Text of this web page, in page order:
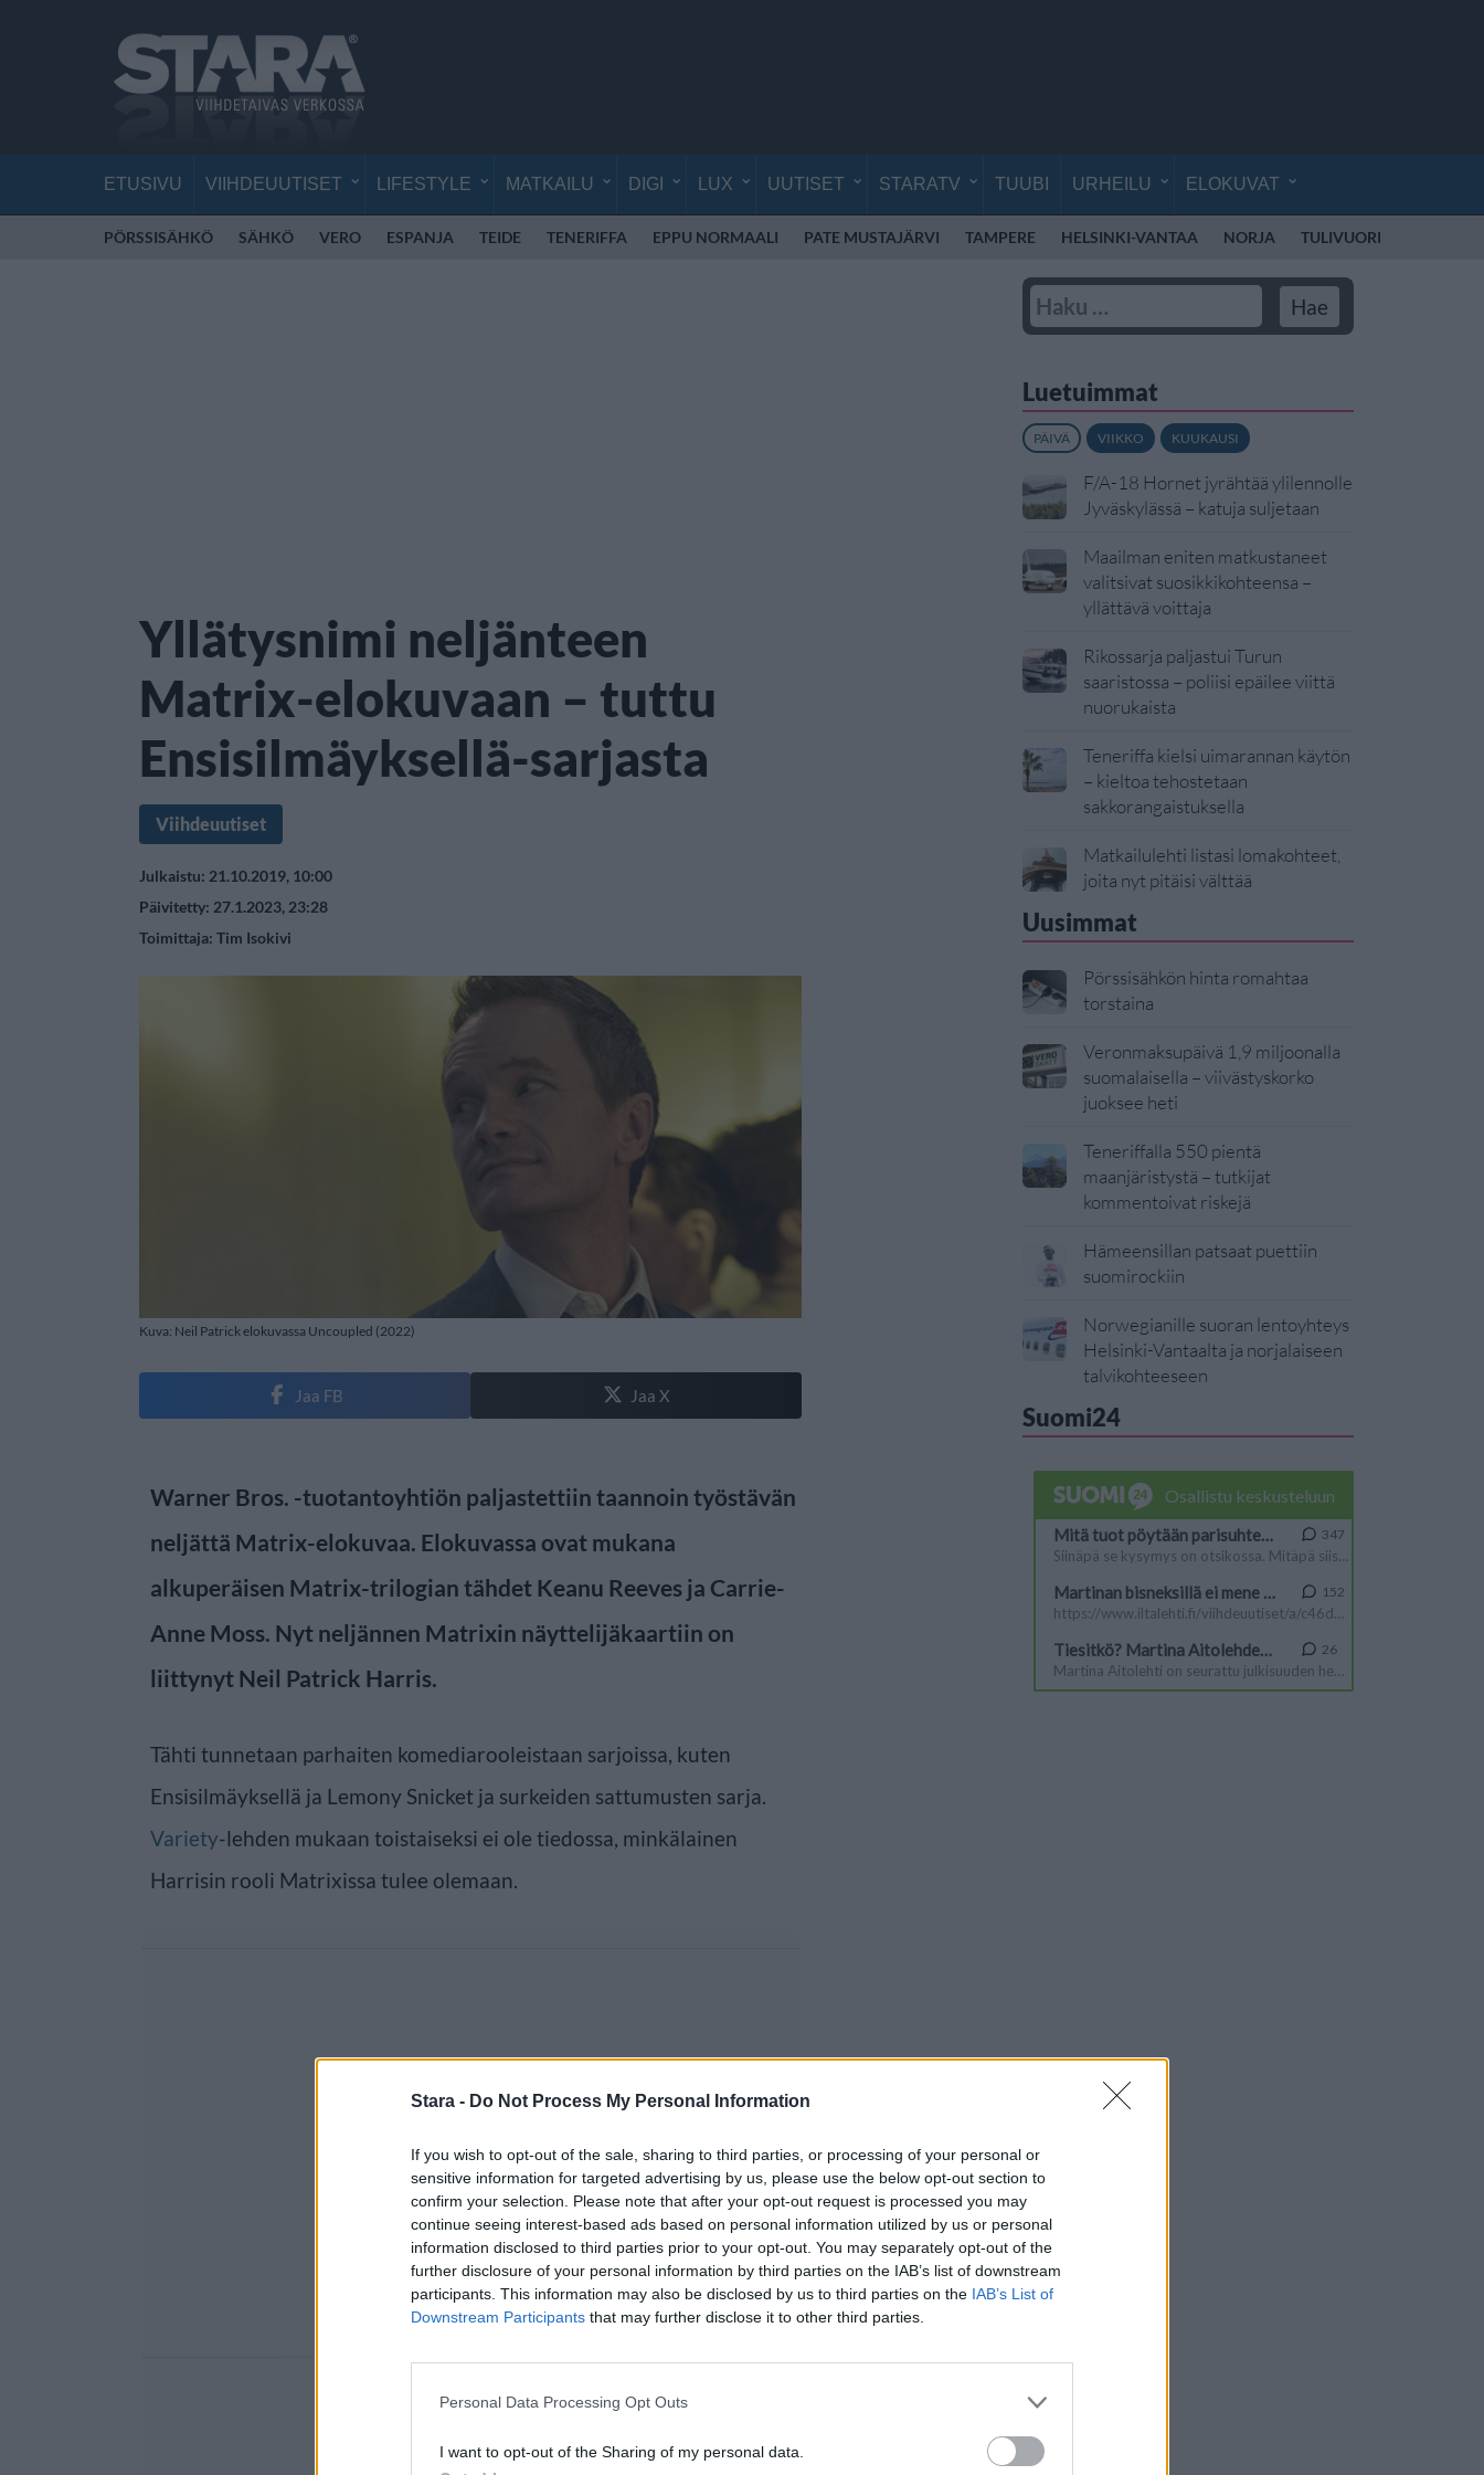
Stara - Do Not Process My Personal Information
If you wish to opt-out of the sale, sharing to third parties, or processing of your personal or
sensitive information for targeted advertising by us, please use the below opt-out section to
confirm your selection. Please note that after your opt-out request is processed you may
continue seeing interest-based ads based on personal information utilized by us or personal
information disclosed to third parties prior to your opt-out. You may separately opt-out of the
further disclosure of your personal information by third parties on the IAB’s list of downstream
participants. This information may also be disclosed by us to third parties on the IAB’s List of
Downstream Participants that may further disclose it to other third parties.
Personal Data Processing Opt Outs
I want to opt-out of the Sharing of my personal data.
ETUSIVU VIIHDEUUTISET LIFESTYLE MATKAILU DIGI LUX UUTISET STARATV TUUBI URHEILU ELOKUVAT
PÖRSSISÄHKÖ SÄHKÖ VERO ESPANJA TEIDE TENERIFFA EPPU NORMAALI PATE MUSTAJÄRVI TAMPERE HELSINKI-VANTAA NORJA TULIVUORI
Yllätysnimi neljänteen
Matrix-elokuvaan – tuttu
Ensisilmäyksellä-sarjasta
Viihdeuutiset
Julkaistu: 21.10.2019, 10:00
Päivitetty: 27.1.2023, 23:28
Toimittaja: Tim Isokivi
Kuva: Neil Patrick elokuvassa Uncoupled (2022)
Jaa FB Jaa X
Warner Bros. -tuotantoyhtiön paljastettiin taannoin työstävän
neljättä Matrix-elokuvaa. Elokuvassa ovat mukana
alkuperäisen Matrix-trilogian tähdet Keanu Reeves ja Carrie-
Anne Moss. Nyt neljännen Matrixin näyttelijäkaartiin on
liittynyt Neil Patrick Harris.
Tähti tunnetaan parhaiten komediarooleistaan sarjoissa, kuten
Ensisilmäyksellä ja Lemony Snicket ja surkeiden sattumusten sarja.
Variety-lehden mukaan toistaiseksi ei ole tiedossa, minkälainen
Harrisin rooli Matrixissa tulee olemaan.
Luetuimmat
PÄIVÄ VIIKKO KUUKAUSI
F/A-18 Hornet jyrähtää ylilennolle
Jyväskylässä – katuja suljetaan
Maailman eniten matkustaneet
valitsivat suosikkikohteensa –
yllättävä voittaja
Rikossarja paljastui Turun
saaristossa – poliisi epäilee viittä
nuorukaista
Teneriffa kielsi uimarannan käytön
– kieltoa tehostetaan
sakkorangaistuksella
Matkailulehti listasi lomakohteet,
joita nyt pitäisi välttää
Uusimmat
Pörssisähkön hinta romahtaa
torstaina
Veronmaksupäivä 1,9 miljoonalla
suomalaisella – viivästyskorko
juoksee heti
Teneriffalla 550 pientä
maanjäristystä – tutkijat
kommentoivat riskejä
Hämeensillan patsaat puettiin
suomirockiin
Norwegianille suoran lentoyhteys
Helsinki-Vantaalta ja norjalaiseen
talvikohteeseen
Suomi24